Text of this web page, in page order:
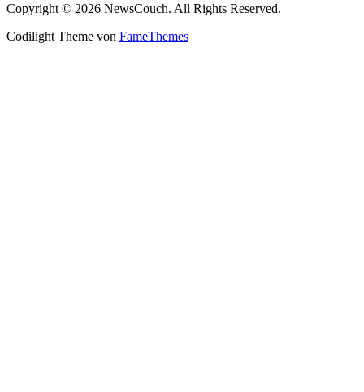
Copyright © 2026 NewsCouch. All Rights Reserved.
Codilight Theme von FameThemes